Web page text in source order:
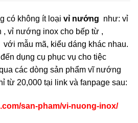
có không ít loại vỉ nướng như: vỉ
vỉ nướng inox cho bếp từ ,
mẫu mã, kiểu dáng khác nhau.
dụng cụ phục vụ cho tiệc
các dòng sản phẩm vĩ nướng
từ 20,000 tại link và fanpage sau:
san-pham/vi-nuong-inox/